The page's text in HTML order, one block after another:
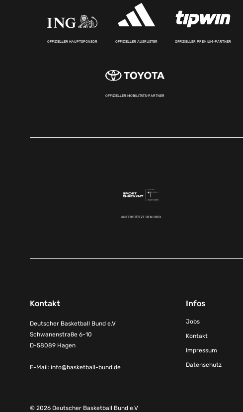
OFFIZIELLER HAUPTSPONSOR OFFIZIELLER AUSRÜSTER OFFIZIELLER PREMIUM-PARTNER
OFFIZIELLER MOBILITÄTS-PARTNER
UNTERSTÜTZT DEN DBB
Kontakt
Deutscher Basketball Bund e.V
Schwanenstraße 6-10
D-58089 Hagen
E-Mail: info@basketball-bund.de
Infos
Jobs
Kontakt
Impressum
Datenschutz
© 2026 Deutscher Basketball Bund e.V